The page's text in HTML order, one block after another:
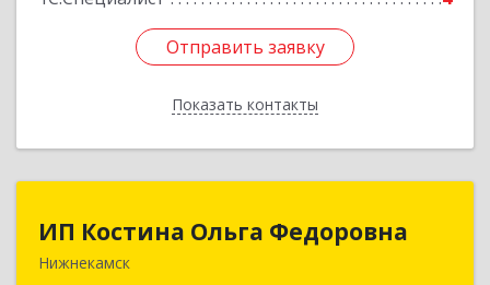
Отправить заявку
Показать контакты
Отправить заявку
Назад
ИП Костина Ольга Федоровна
Нижнекамск